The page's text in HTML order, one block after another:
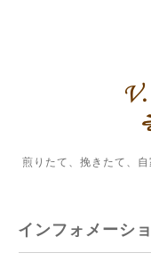
煎りたて、挽きたて、
インフォメーシ